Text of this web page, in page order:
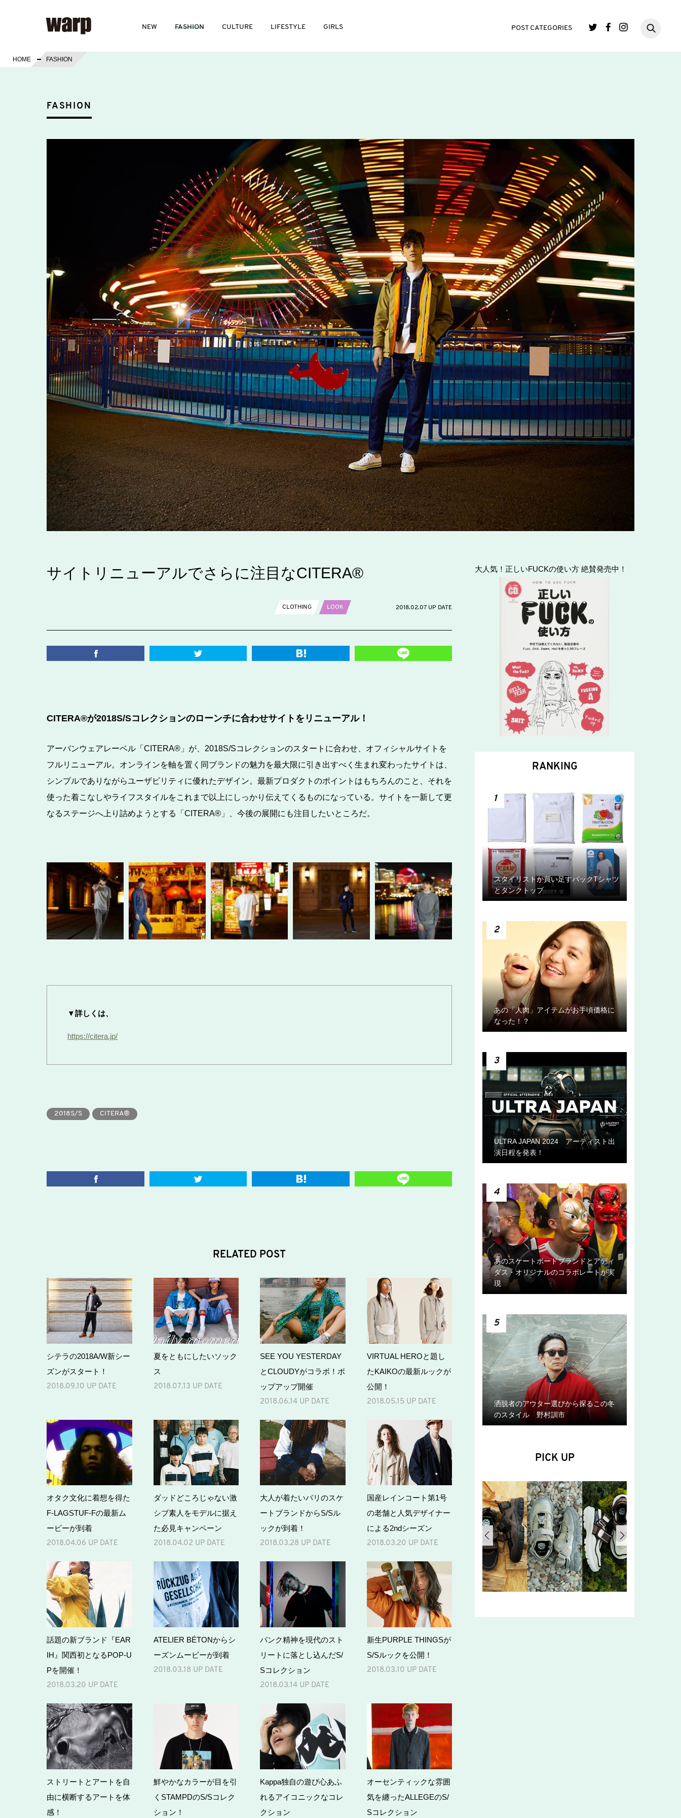
NEW FASHION CULTURE LIFESTYLE GIRLS POST CATEGORIES
HOME FASHION
FASHION
サイトリニューアルでさらに注目なCITERA®
CLOTHING LOOK 2018.02.07 UP DATE
CITERA®が2018S/Sコレクションのローンチに合わせサイトをリニューアル！
アーバンウェアレーベル「CITERA®」が、2018S/Sコレクションのスタートに合わせ、オフィシャルサイトを
フルリニューアル。オンラインを軸を置く同ブランドの魅力を最大限に引き出すべく生まれ変わったサイトは、
シンプルでありながらユーザビリティに優れたデザイン。最新プロダクトのポイントはもちろんのこと、それを
使った着こなしやライフスタイルをこれまで以上にしっかり伝えてくるものになっている。サイトを一新して更
なるステージへ上り詰めようとする「CITERA®」、今後の展開にも注目したいところだ。
▼詳しくは、
https://citera.jp/
2018S/S CITERA®
RELATED POST
シテラの2018A/W新シー
ズンがスタート！
2018.09.10 UP DATE
夏をともにしたいソック
ス
2018.07.13 UP DATE
SEE YOU YESTERDAY
とCLOUDYがコラボ！ポ
ップアップ開催
2018.06.14 UP DATE
VIRTUAL HEROと題し
たKAIKOの最新ルックが
公開！
2018.05.15 UP DATE
オタク文化に着想を得た
F-LAGSTUF-Fの最新ム
ービーが到着
2018.04.06 UP DATE
ダッドどころじゃない激
シブ素人をモデルに据え
た必見キャンペーン
2018.04.02 UP DATE
大人が着たいパリのスケ
ートブランドからS/Sル
ックが到着！
2018.03.28 UP DATE
国産レインコート第1号
の老舗と人気デザイナー
による2ndシーズン
2018.03.20 UP DATE
話題の新ブランド『EAR
IH』関西初となるPOP-U
Pを開催！
2018.03.20 UP DATE
ATELIER BÉTONからシ
ーズンムービーが到着
2018.03.18 UP DATE
パンク精神を現代のスト
リートに落とし込んだS/
Sコレクション
2018.03.14 UP DATE
新生PURPLE THINGSが
S/Sルックを公開！
2018.03.10 UP DATE
ストリートとアートを自
由に横断するアートを体
感！
鮮やかなカラーが目を引
くSTAMPDのS/Sコレク
ション！
Kappa独自の遊び心あふ
れるアイコニックなコレ
クション
オーセンティックな雰囲
気を纏ったALLEGEのS/
Sコレクション
大人気！正しいFUCKの使い方 絶賛発売中！
RANKING
1
スタイリストが買い足すパックTシャツ
とタンクトップ
2
あの「人肉」アイテムがお手頃価格に
なった！？
3
ULTRA JAPAN 2024 アーティスト出
演日程を発表！
4
あのスケートボードブランドとアディ
ダス・オリジナルのコラボレートが実
現
5
洒脱者のアウター選びから探るこの冬
のスタイル 野村訓市
PICK UP